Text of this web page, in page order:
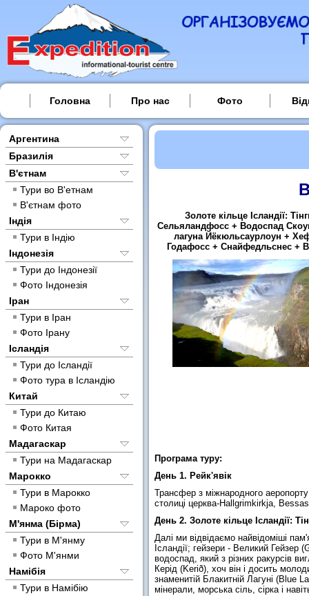
Головна Про нас Фото
Аргентина
Бразилія
В'єтнам
Тури во В'етнам
В'єтнам фото
Індія
Тури в Індію
Індонезія
Тури до Індонезії
Фото Індонезія
Іран
Тури в Іран
Фото Ірану
Ісландія
Тури до Ісландії
Фото тура в Ісландію
Китай
Тури до Китаю
Фото Китая
Мадагаскар
Тури на Мадагаскар
Марокко
Тури в Марокко
Мароко фото
М'янма (Бірма)
Тури в М'янму
Фото М'янми
Намібія
Тури в Намібію
Золоте кільце Ісландії:
Сельяландфосс + Водоспад
лагуна Йёкюльсаурлоун +
Годафосс + Снайфедльснес +
Програма туру:
День 1. Рейк'явік
Трансфер з міжнародного
столиці церква-Hallgrimkirkja,
День 2. Золоте кільце Ісландії:
Далі ми відвідаємо найвідоміші
Ісландії; гейзери - Великий
водоспад, який з різних ракурсів
Керід (Kerið), хоч він і досить
знаменитій Блакитній Лагуні
мінерали, морська сіль, сірка і